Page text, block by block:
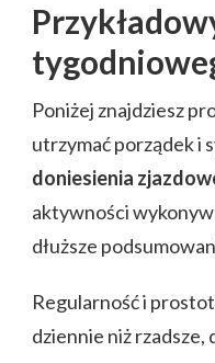
Poniżej znajdziesz
utrzymać porządek i
doniesienia
aktywności
dłuższe
Regularność i
dziennie niż rzadsze,